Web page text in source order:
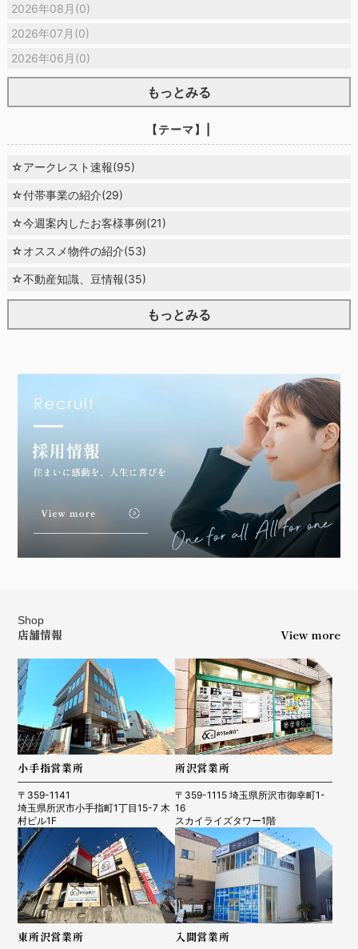
2026年08月(0)
2026年07月(0)
2026年06月(0)
もっとみる
【テーマ】|
☆アークレスト速報(95)
☆付帯事業の紹介(29)
☆今週案内したお客様事例(21)
☆オススメ物件の紹介(53)
☆不動産知識、豆情報(35)
もっとみる
Shop
店舗情報 View more
小手指営業所
〒359-1141
埼玉県所沢市小手指町1丁目15-7 木
村ビル1F
所沢営業所
〒359-1115 埼玉県所沢市御幸町1-
16
スカイライズタワー1階
東所沢営業所 入間営業所